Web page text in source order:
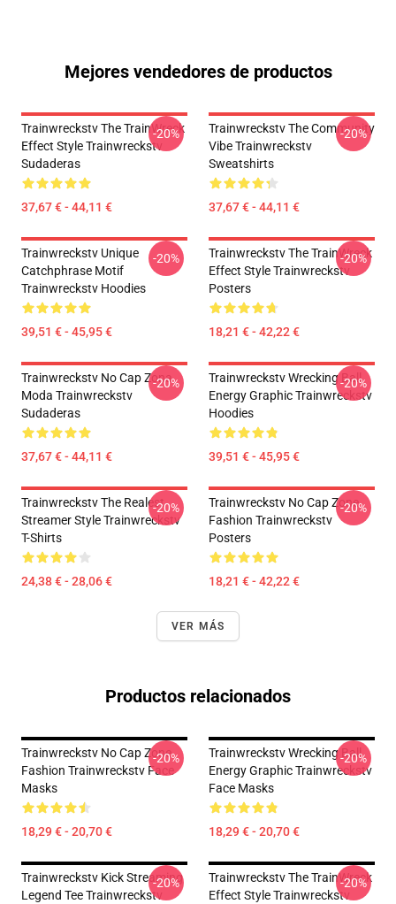
Mejores vendedores de productos
Trainwreckstv The TrainWreck
Effect Style Trainwreckstv
Sudaderas
37,67 € - 44,11 €
-20%
Trainwreckstv The Community
Vibe Trainwreckstv
Sweatshirts
37,67 € - 44,11 €
-20%
Trainwreckstv Unique
Catchphrase Motif
Trainwreckstv Hoodies
39,51 € - 45,95 €
-20%
Trainwreckstv The TrainWreck
Effect Style Trainwreckstv
Posters
18,21 € - 42,22 €
-20%
Trainwreckstv No Cap Zona
Moda Trainwreckstv
Sudaderas
37,67 € - 44,11 €
-20%
Trainwreckstv Wrecking Ball
Energy Graphic Trainwreckstv
Hoodies
39,51 € - 45,95 €
-20%
Trainwreckstv The Realest
Streamer Style Trainwreckstv
T-Shirts
24,38 € - 28,06 €
-20%
Trainwreckstv No Cap Zone
Fashion Trainwreckstv
Posters
18,21 € - 42,22 €
-20%
VER MÁS
Productos relacionados
Trainwreckstv No Cap Zone
Fashion Trainwreckstv Face
Masks
18,29 € - 20,70 €
-20%
Trainwreckstv Wrecking Ball
Energy Graphic Trainwreckstv
Face Masks
18,29 € - 20,70 €
-20%
Trainwreckstv Kick Streaming
Legend Tee Trainwreckstv
-20%
Trainwreckstv The TrainWreck
Effect Style Trainwreckstv
-20%